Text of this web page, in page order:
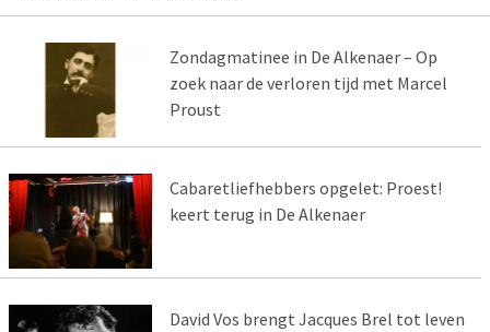
Zondagmatinee in De Alkenaer – Op
zoek naar de verloren tijd met Marcel
Proust
Cabaretliefhebbers opgelet: Proest!
keert terug in De Alkenaer
David Vos brengt Jacques Brel tot leven